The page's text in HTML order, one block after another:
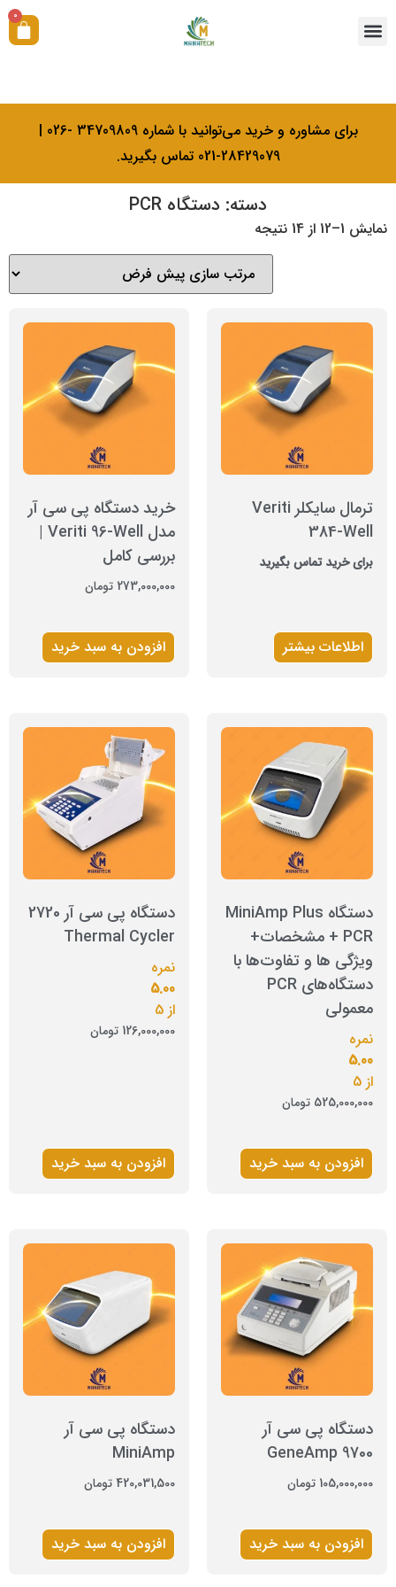
0
برای مشاوره و خرید می‌توانید با شماره 34709809 -026 |
28429079-021 تماس بگیرید.
دسته: دستگاه PCR
نمایش 1–12 از 14 نتیجه
ترمال سایکلر Veriti
384-Well
برای خرید تماس بگیرید
اطلاعات بیشتر
خرید دستگاه پی سی آر
مدل Veriti 96-Well |
بررسی کامل
273,000,000 تومان
افزودن به سبد خرید
دستگاه MiniAmp Plus
PCR + مشخصات+
ویژگی ها و تفاوت‌ها با
دستگاه‌های PCR
معمولی
نمره
5.00
از 5
525,000,000 تومان
افزودن به سبد خرید
دستگاه پی سی آر 2720
Thermal Cycler
نمره
5.00
از 5
126,000,000 تومان
افزودن به سبد خرید
دستگاه پی سی آر
GeneAmp 9700
105,000,000 تومان
افزودن به سبد خرید
دستگاه پی سی آر
MiniAmp
420,031,500 تومان
افزودن به سبد خرید